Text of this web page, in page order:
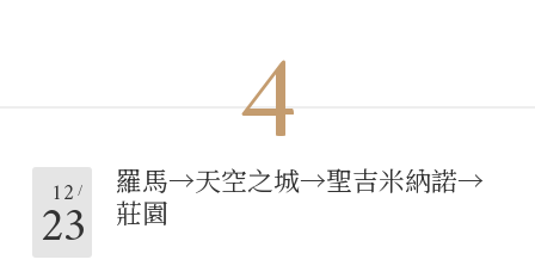
4
12
23
羅馬→天空之城→聖吉米納諾→
莊園